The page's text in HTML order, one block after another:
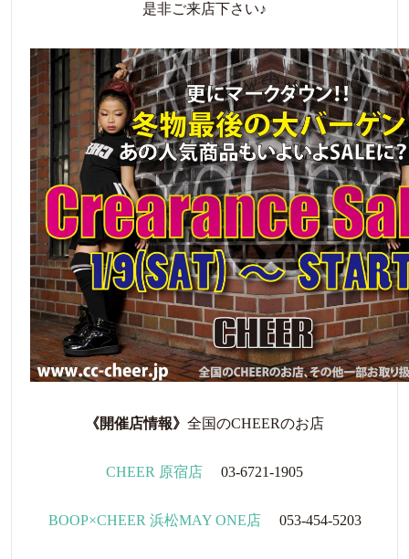
是非ご来店下さい♪
《開催店情報》 全国のCHEERのお店
CHEER 原宿店 03-6721-1905
BOOP×CHEER 浜松MAY ONE店 053-454-5203